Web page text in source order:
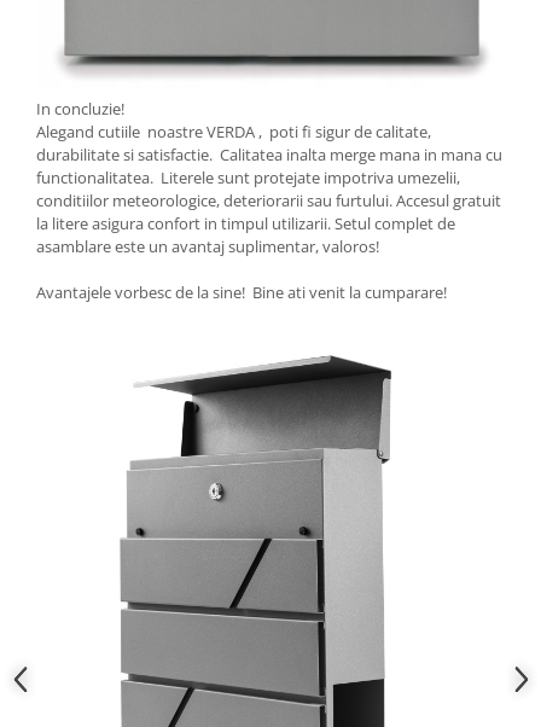
In concluzie!
Alegand cutiile noastre VERDA , poti fi sigur de calitate,
durabilitate si satisfactie. Calitatea inalta merge mana in mana cu
functionalitatea. Literele sunt protejate impotriva umezelii,
conditiilor meteorologice, deteriorarii sau furtului. Accesul gratuit
la litere asigura confort in timpul utilizarii. Setul complet de
asamblare este un avantaj suplimentar, valoros!
Avantajele vorbesc de la sine! Bine ati venit la cumparare!